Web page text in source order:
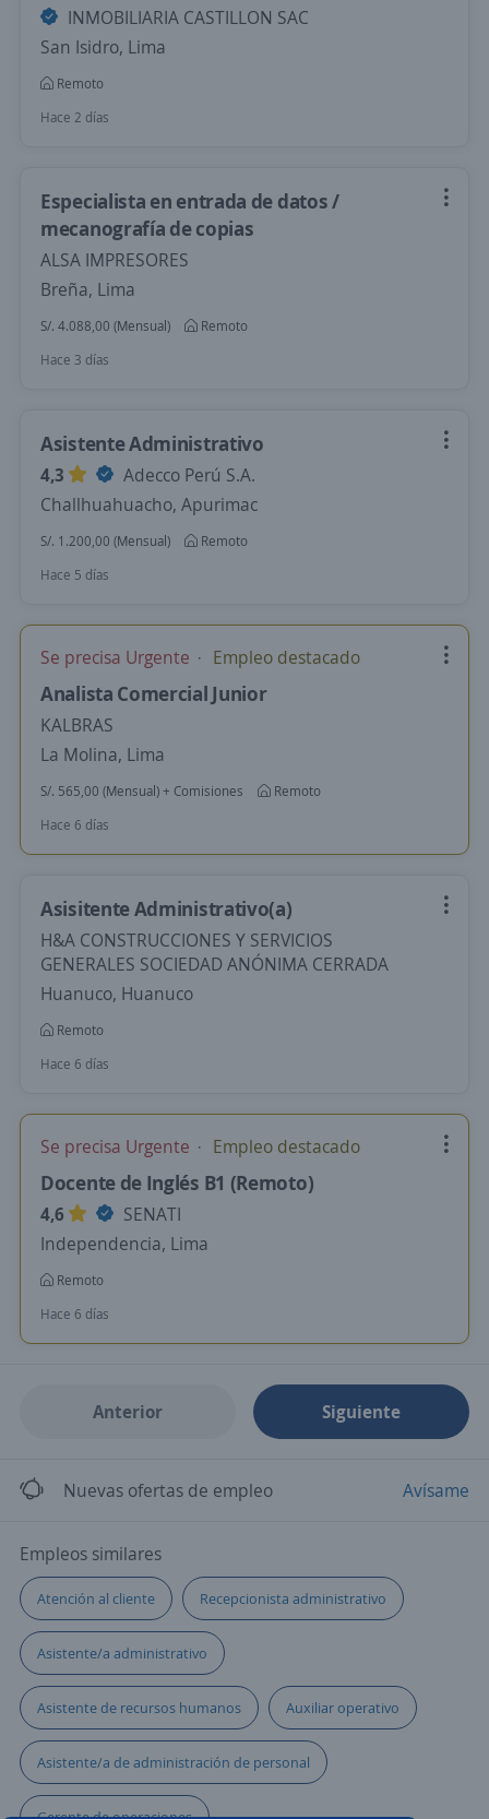
INMOBILIARIA CASTILLON SAC
San Isidro, Lima
Remoto
Hace 2 días
Especialista en entrada de datos /
mecanografía de copias
ALSA IMPRESORES
Breña, Lima
S/. 4.088,00 (Mensual)
Remoto
Hace 3 días
Asistente Administrativo
4,3
Adecco Perú S.A.
Challhuahuacho, Apurimac
S/. 1.200,00 (Mensual)
Remoto
Hace 5 días
Se precisa Urgente Empleo destacado
Analista Comercial Junior
KALBRAS
La Molina, Lima
S/. 565,00 (Mensual) + Comisiones
Remoto
Hace 6 días
Asisitente Administrativo(a)
H&A CONSTRUCCIONES Y SERVICIOS
GENERALES SOCIEDAD ANÓNIMA CERRADA
Huanuco, Huanuco
Remoto
Hace 6 días
Se precisa Urgente Empleo destacado
Docente de Inglés B1 (Remoto)
4,6
SENATI
Independencia, Lima
Remoto
Hace 6 días
Anterior Siguiente
Nuevas ofertas de empleo Avísame
Empleos similares
Atención al cliente Recepcionista administrativo
Asistente/a administrativo
Asistente de recursos humanos Auxiliar operativo
Asistente/a de administración de personal